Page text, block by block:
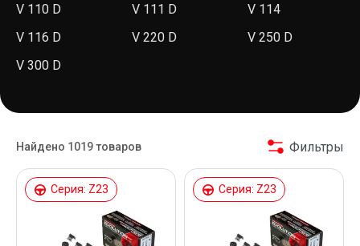
V 110 D
V 111 D
V 114
V 116 D
V 220 D
V 250 D
V 300 D
Найдено 1019 товаров Фильтры
Серия: Z23 Серия: Z23